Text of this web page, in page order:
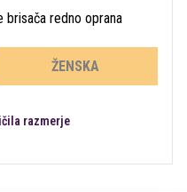
brisača redno oprana
ŽENSKA
razmerje